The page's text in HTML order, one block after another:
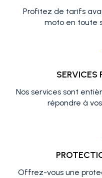
Profitez de tarifs
moto en toute
SERVICES
Nos services sont
répondre à
Offrez-vous une